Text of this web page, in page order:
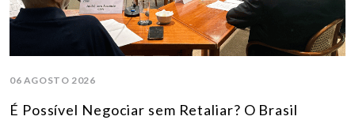
06 AGOSTO 2026
É Possível Negociar sem Retaliar? O Brasil